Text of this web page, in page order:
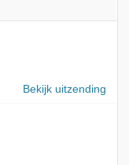
Bekijk uitzending